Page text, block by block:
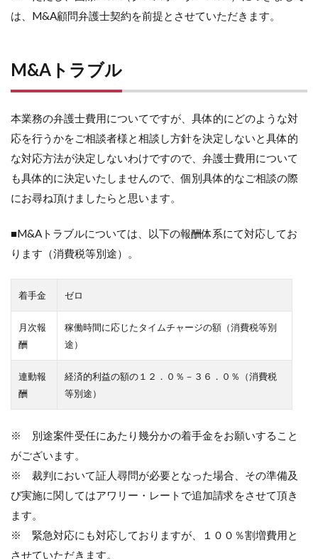
は、M&A顧問弁護士契約を前提とさせていただきます。
M&Aトラブル
本業務の弁護士費用についてですが、具体的にどのような対
応を行うかをご相談者様と相談し方針を決定しないと具体的
な対応方法が決定しないわけですので、弁護士費用について
も具体的に決定いたしませんので、個別具体的なご相談の際
にお尋ね頂けましたらと思います。
■M&Aトラブルについては、以下の報酬体系にて対応してお
ります（消費税等別途）。
着手金 ゼロ
月次報
酬
稼働時間に応じたタイムチャージの額（消費税等別
途）
連動報
酬
経済的利益の額の１２．０％－３６．０％（消費税
等別途）
※ 別途案件受任にあたり幾分かの着手金をお願いすること
がございます。
※ 裁判において証人尋問が必要となった場合、その準備及
び実施に関してはアワリー・レートで追加請求をさせて頂き
ます。
※ 緊急対応にも対応しておりますが、１００％割増費用と
させていただきます。